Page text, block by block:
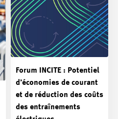
Forum INCITE : Potentiel
d’économies de courant
et de réduction des coûts
des entraînements